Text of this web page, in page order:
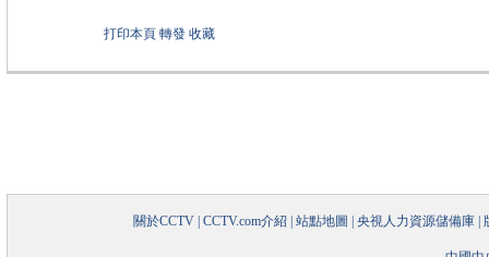
打印本頁 轉發 收藏
關於CCTV CCTV.com介紹 站點地圖 央視人力資源儲備庫